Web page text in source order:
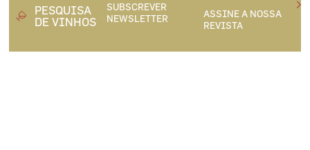
PESQUISA
DE VINHOS
SUBSCREVER
NEWSLETTER
ASSINE A NOSSA
REVISTA